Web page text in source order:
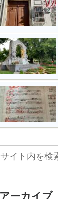
アーカイブ